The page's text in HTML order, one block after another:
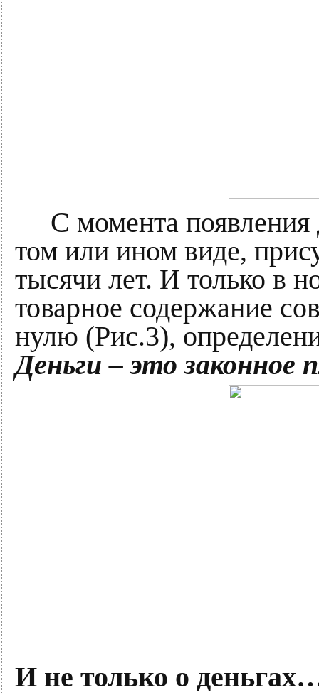
С момента появления
том или ином виде,
тысячи лет. И только в
товарное содержание
нулю (Рис.3),
Деньги – это законное
И не только о